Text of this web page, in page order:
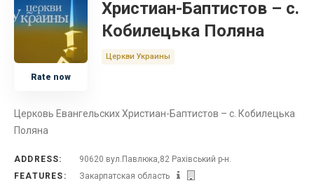
Rate now
Христиан-Баптистов – с.
Кобилецька Поляна
Церкви Украины
Церковь Евангельских Христиан-Баптистов – с. Кобилецька
Поляна
ADDRESS:
90620 вул.Павлюка,82 Рахівський р-н.
FEATURES:
Закарпатская область